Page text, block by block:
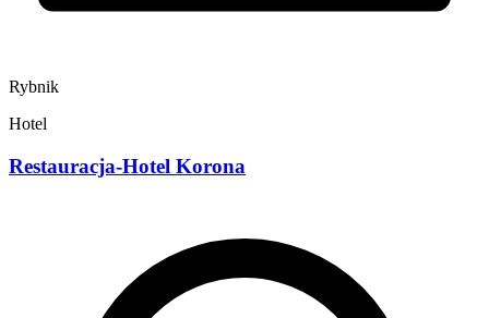
Rybnik
Hotel
Restauracja-Hotel Korona